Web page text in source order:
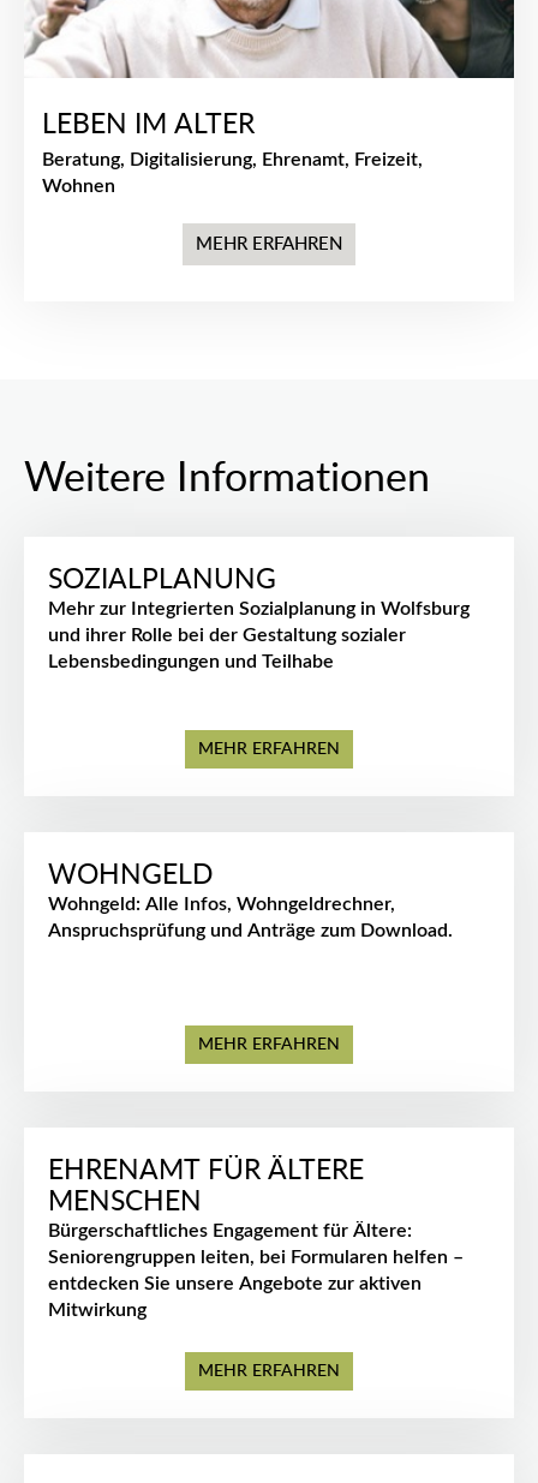
LEBEN IM ALTER
Beratung, Digitalisierung, Ehrenamt, Freizeit,
Wohnen
MEHR ERFAHREN
Weitere Informationen
SOZIALPLANUNG
Mehr zur Integrierten Sozialplanung in Wolfsburg
und ihrer Rolle bei der Gestaltung sozialer
Lebensbedingungen und Teilhabe
MEHR ERFAHREN
WOHNGELD
Wohngeld: Alle Infos, Wohngeldrechner,
Anspruchsprüfung und Anträge zum Download.
MEHR ERFAHREN
EHRENAMT FÜR ÄLTERE
MENSCHEN
Bürgerschaftliches Engagement für Ältere:
Seniorengruppen leiten, bei Formularen helfen –
entdecken Sie unsere Angebote zur aktiven
Mitwirkung
MEHR ERFAHREN